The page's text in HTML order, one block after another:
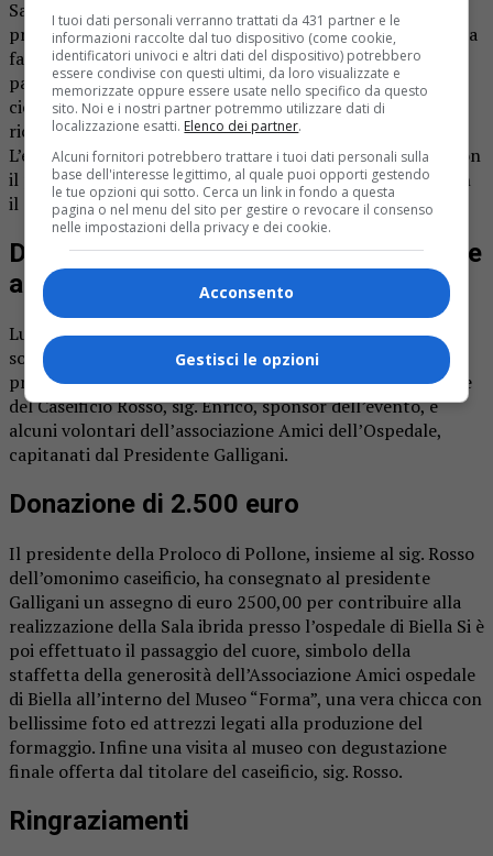
Sabato 5 ottobre 2024, la Staffetta della generosità,
progetto dell’associazione Amici dell’Ospedale di Biella, ha
fatto tappa a Pollone. Qui, nella splendida cornice del
parco della Burcina, nell’ambito dell’evento Pollone dal
cielo, si è svolta La Maratoma, una corsa di carattere
ricreativo ludico-motorio, aperta a tutti gli appassionati.
L’evento era organizzato dalla Pro Loco di Pollone APS con
il patrocinio del Comune di Pollone, in collaborazione con
il Caseificio Rosso.
Dalla Pro loco di Pollone una donazione
agli Amici dell’ospedale di Biella
Lunedì 28 ottobre, presso il caseificio Rosso a Pollone, si
sono ritrovati gli organizzatori della Maratoma, con il
presidente della Proloco sig. Adriano Giaretta, il referente
del Caseificio Rosso, sig. Enrico, sponsor dell’evento, e
alcuni volontari dell’associazione Amici dell’Ospedale,
capitanati dal Presidente Galligani.
Donazione di 2.500 euro
Il presidente della Proloco di Pollone, insieme al sig. Rosso
dell’omonimo caseificio, ha consegnato al presidente
Galligani un assegno di euro 2500,00 per contribuire alla
realizzazione della Sala ibrida presso l’ospedale di Biella Si è
poi effettuato il passaggio del cuore, simbolo della
staffetta della generosità dell’Associazione Amici ospedale
di Biella all’interno del Museo “Forma”, una vera chicca con
bellissime foto ed attrezzi legati alla produzione del
formaggio. Infine una visita al museo con degustazione
finale offerta dal titolare del caseificio, sig. Rosso.
Ringraziamenti
I tuoi dati personali verranno trattati da 431 partner e le
informazioni raccolte dal tuo dispositivo (come cookie,
identificatori univoci e altri dati del dispositivo) potrebbero
essere condivise con questi ultimi, da loro visualizzate e
memorizzate oppure essere usate nello specifico da questo
sito. Noi e i nostri partner potremmo utilizzare dati di
localizzazione esatti. Elenco dei partner.
Alcuni fornitori potrebbero trattare i tuoi dati personali sulla
base dell'interesse legittimo, al quale puoi opporti gestendo
le tue opzioni qui sotto. Cerca un link in fondo a questa
pagina o nel menu del sito per gestire o revocare il consenso
nelle impostazioni della privacy e dei cookie.
Acconsento
Gestisci le opzioni